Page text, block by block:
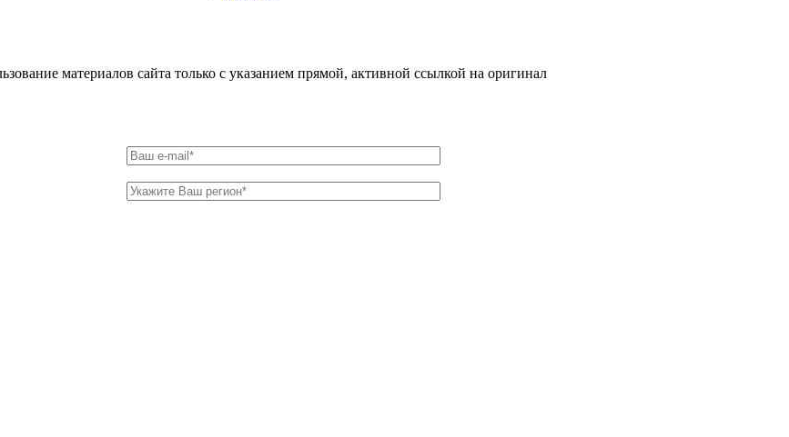
материалов сайта только с указанием прямой, активной ссылкой на оригинал